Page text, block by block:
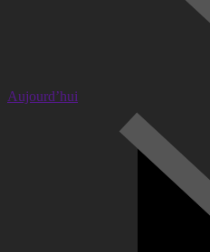
Aujourd’hui